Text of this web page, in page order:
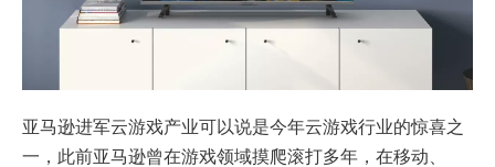
亚马逊进军云游戏产业可以说是今年云游戏行业的惊喜之
一，此前亚马逊曾在游戏领域摸爬滚打多年，在移动、